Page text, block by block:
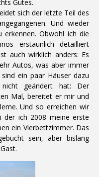
Gutes.
sich der letzte Teil des
Und wieder
Obwohl ich die
erstaunlich detailliert
auch wirklich anders: Es
Autos, was aber immer
ein paar Häuser dazu
geändert hat: Der
Mal, bereitet er mir und
Und so erreichen wir
der ich 2008 meine erste
ein Vierbettzimmer. Das
sein, aber bislang